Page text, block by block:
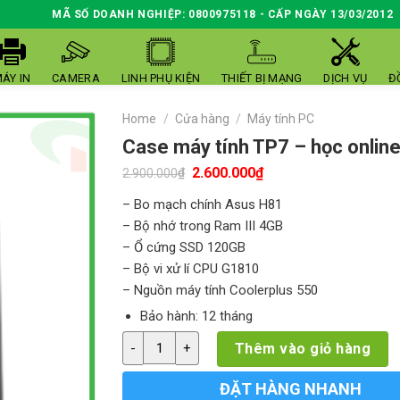
MÃ SỐ DOANH NGHIỆP: 0800975118 - CẤP NGÀY 13/03/2012
IN CAMERA LINH PHỤ KIỆN THIẾT BỊ MẠNG DỊCH VỤ
Home / Cửa hàng / Máy tính PC
Case máy tính TP7 – học
2.900.000₫ Original
was:
2.900.000₫.
2.600.000₫Current
price
is:
2.600.000₫.
– Bo mạch chính Asus H81
– Bộ nhớ trong Ram III 4GB
– Ổ cứng SSD 120GB
– Bộ vi xử lí CPU G1810
– Nguồn máy tính Coolerplus 550
Bảo hành: 12 tháng
Case máy tính TP7 – học online giá rẻ
Thêm vào giỏ hàng
ĐẶT HÀNG NHANH